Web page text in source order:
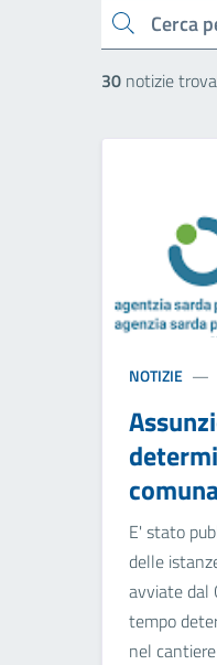
cerca
30 notizie
NOTIZIE
E' stato
delle
avviate dal
tempo
nel